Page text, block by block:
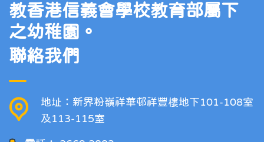
教香港信義會學校教育部屬下
之幼稚園。
聯絡我們
地址：新界粉嶺祥華邨祥豐樓地下101-108室
及113-115室